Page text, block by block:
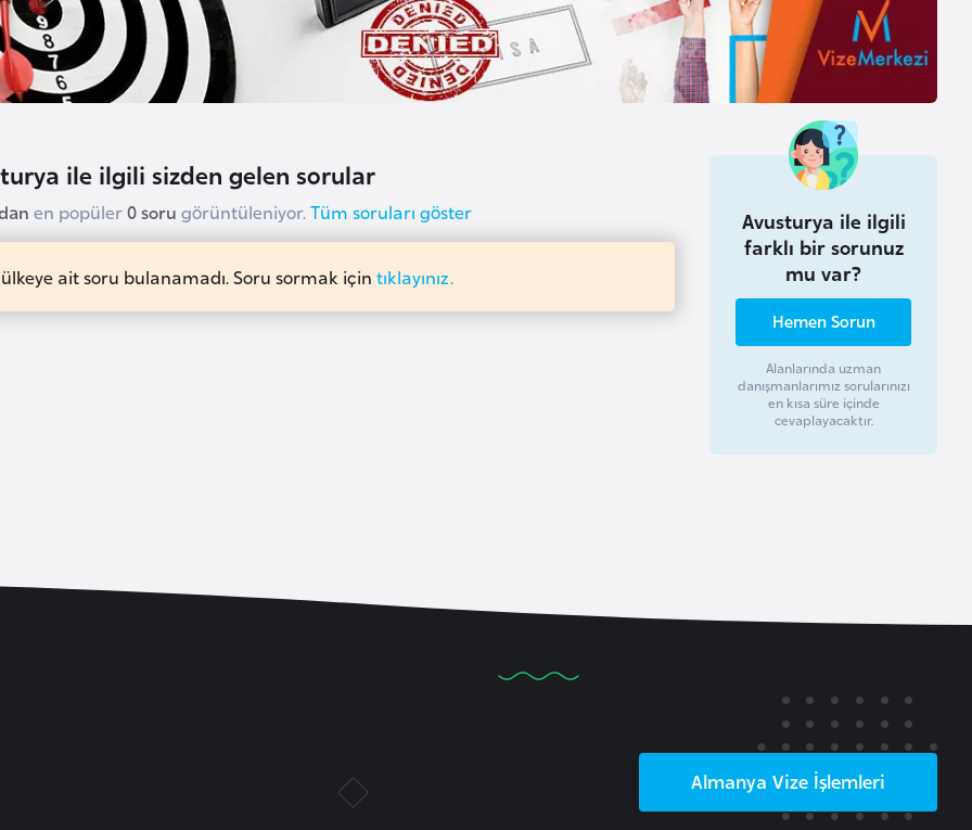
ile ilgili sizden gelen sorular
en popüler0 soru görüntüleniyor. Tüm soruları göster
ait soru bulanamadı. Soru sormak için tıklayınız.
Avusturya ile ilgili
farklı bir sorunuz
mu var?
Hemen Sorun
Alanlarında uzman
danışmanlarımız sorularınızı
en kısa süre içinde
cevaplayacaktır.
Almanya Vize İşlemleri